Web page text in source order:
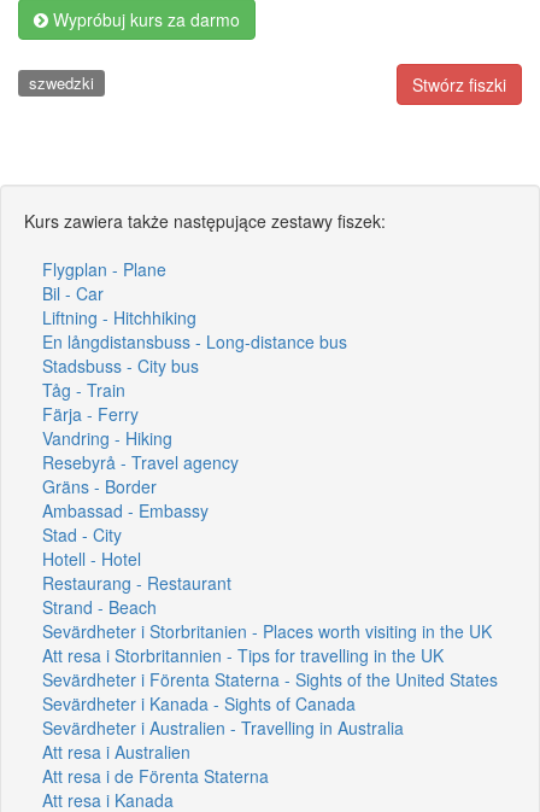
Wypróbuj kurs za darmo
Stwórz fiszki
szwedzki
Kurs zawiera także następujące zestawy fiszek:
Flygplan - Plane
Bil - Car
Liftning - Hitchhiking
En långdistansbuss - Long-distance bus
Stadsbuss - City bus
Tåg - Train
Färja - Ferry
Vandring - Hiking
Resebyrå - Travel agency
Gräns - Border
Ambassad - Embassy
Stad - City
Hotell - Hotel
Restaurang - Restaurant
Strand - Beach
Sevärdheter i Storbritanien - Places worth visiting in the UK
Att resa i Storbritannien - Tips for travelling in the UK
Sevärdheter i Förenta Staterna - Sights of the United States
Sevärdheter i Kanada - Sights of Canada
Sevärdheter i Australien - Travelling in Australia
Att resa i Australien
Att resa i de Förenta Staterna
Att resa i Kanada